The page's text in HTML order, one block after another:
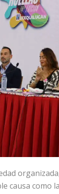
como